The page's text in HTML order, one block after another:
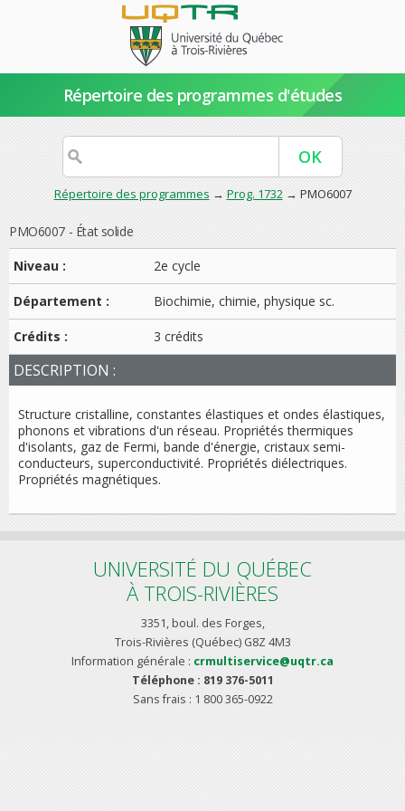
Répertoire des programmes d'études
Répertoire des programmes → Prog. 1732→ PMO6007
PMO6007 - État solide
Niveau :
2e cycle
Département : Biochimie, chimie, physique sc.
Crédits : 3 crédits
DESCRIPTION :
Structure cristalline, constantes élastiques et ondes élastiques,
phonons et vibrations d'un réseau. Propriétés thermiques
d'isolants, gaz de Fermi, bande d'énergie, cristaux semi-
conducteurs, superconductivité. Propriétés diélectriques.
Propriétés magnétiques.
UNIVERSITÉ DU QUÉBEC
À TROIS-RIVIÈRES
3351, boul. des Forges,
Trois-Rivières (Québec) G8Z 4M3
Information générale : crmultiservice@uqtr.ca
Téléphone : 819 376-5011
Sans frais : 1 800 365-0922